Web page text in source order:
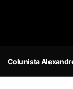
Colunista